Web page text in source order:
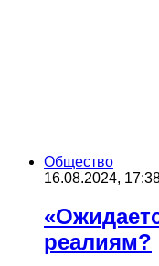
Общество
16.08.2024,
реалиям?